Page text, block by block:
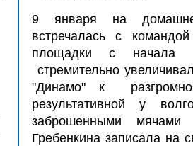
9 января на
встречалась с
площадки с начала
стремительно
"Динамо" к
результативной у
заброшенными
Гребенкина записала на